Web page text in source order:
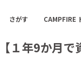
さがす CAMPFIRE
１年9か月で